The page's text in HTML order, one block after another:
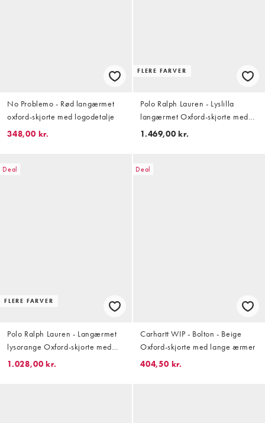
No Problemo - Rød langærmet
oxford-skjorte med logodetalje
348,00 kr.
FLERE FARVER
Polo Ralph Lauren - Lyslilla
langærmet Oxford-skjorte med
ikonlogo i bomuld
1.469,00 kr.
Deal
FLERE FARVER
Polo Ralph Lauren - Langærmet
lysorange Oxford-skjorte med
ikonlogo i bomuld
1.028,00 kr.
Deal
Carhartt WIP - Bolton - Beige
Oxford-skjorte med lange ærmer
404,50 kr.